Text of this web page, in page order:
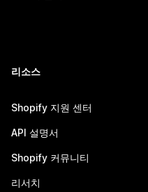
리소스
Shopify 지원 센터
API 설명서
Shopify 커뮤니티
리서치